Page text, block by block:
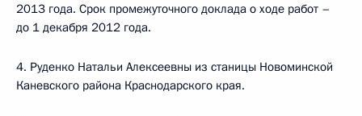
2013 года. Срок промежуточного доклада о ходе работ –
до 1 декабря 2012 года.
4. Руденко Натальи Алексеевны из станицы Новоминской
Каневского района Краснодарского края.